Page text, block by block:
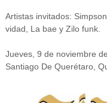
Artistas invitados:
vidad, La bae y Zilo funk.
Jueves, 9 de noviembre
Santiago De Querétaro,